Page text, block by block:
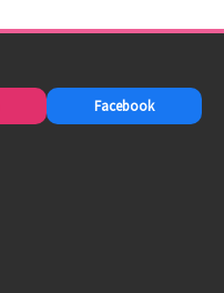
Facebook